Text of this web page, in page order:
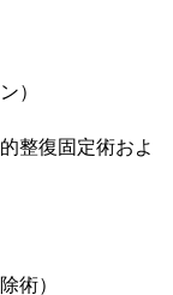
）
整復固定術およ
術）